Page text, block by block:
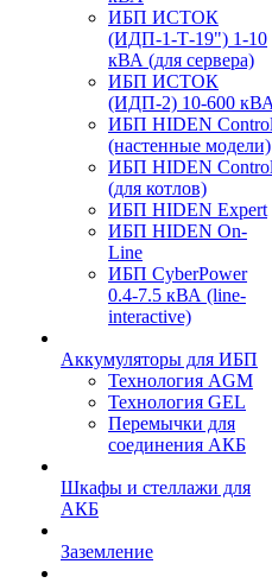
ИБП ИСТОК
(ИДП-1-Т-19") 1-10
кВА (для сервера)
ИБП ИСТОК
(ИДП-2) 10-600 кВА
ИБП HIDEN Control
(настенные модели)
ИБП HIDEN Control
(для котлов)
ИБП HIDEN Expert
ИБП HIDEN On-
Line
ИБП CyberPower
0.4-7.5 кВА (line-
interactive)
Аккумуляторы для ИБП
Технология AGM
Технология GEL
Перемычки для
соединения АКБ
Шкафы и стеллажи для
АКБ
Заземление